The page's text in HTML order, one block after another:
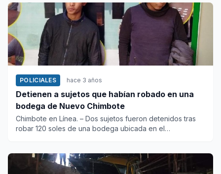
POLICIALES hace 3 años
Detienen a sujetos que habían robado en una
bodega de Nuevo Chimbote
Chimbote en Línea. – Dos sujetos fueron detenidos tras
robar 120 soles de una bodega ubicada en el